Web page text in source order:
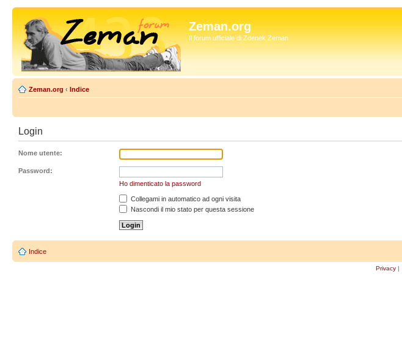
Zeman.org
Il forum ufficiale di Zdenek Zeman
Zeman.org ‹ Indice
Login
Nome utente:
Password:
Ho dimenticato la password
Collegami in automatico ad ogni visita
Nascondi il mio stato per questa sessione
Indice
Privacy |